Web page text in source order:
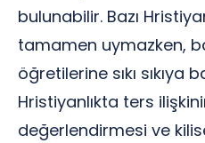
bulunabilir. Bazı
tamamen uymazken,
öğretilerine sıkı sıkıya
Hristiyanlıkta ters
değerlendirmesi ve